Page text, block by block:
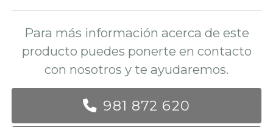
Para más información acerca de este
producto puedes ponerte en contacto
con nosotros y te ayudaremos.
981 872 620